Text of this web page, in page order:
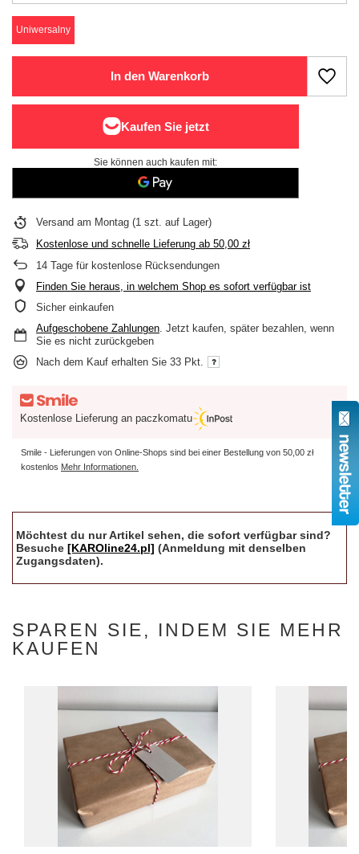
Uniwersalny
In den Warenkorb
Sie können auch kaufen mit:
Versand am Montag (1 szt. auf Lager)
Kostenlose und schnelle Lieferung ab 50,00 zł
14 Tage für kostenlose Rücksendungen
Finden Sie heraus, in welchem Shop es sofort verfügbar ist
Sicher einkaufen
Aufgeschobene Zahlungen . Jetzt kaufen, später bezahlen, wenn
Sie es nicht zurückgeben
Nach dem Kauf erhalten Sie 33 Pkt.
Kostenlose Lieferung an paczkomatu
Smile - Lieferungen von Online-Shops sind bei einer Bestellung von 50,00 zł
kostenlos Mehr Informationen.
Möchtest du nur Artikel sehen, die sofort verfügbar sind?
Besuche [KAROline24.pl] (Anmeldung mit denselben
Zugangsdaten).
SPAREN SIE, INDEM SIE MEHR
KAUFEN